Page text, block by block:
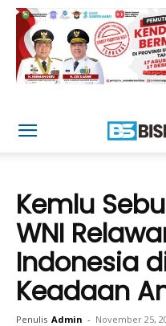
Kemlu
WNI
Indonesia
Keadaan
Penulis Admin - November 25,